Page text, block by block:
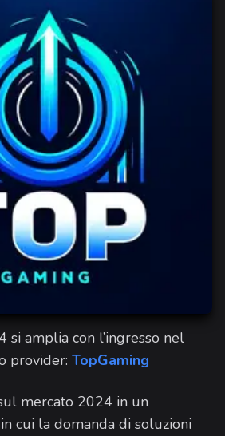
amplia con l’ingresso nel
provider: TopGaming
mercato 2024 in un
cui la domanda di soluzioni